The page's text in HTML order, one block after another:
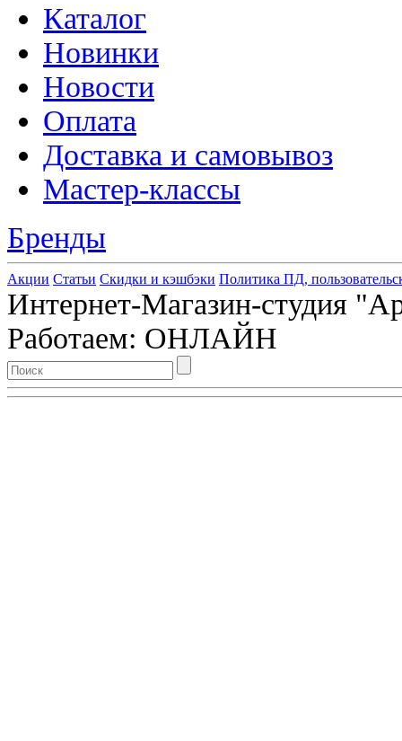
Каталог
Новинки
Новости
Оплата
Доставка и самовывоз
Мастер-классы
Бренды
Акции Статьи Скидки и кэшбэки Политика ПД,
Интернет-Магазин-студия
Работаем: ОНЛАЙН